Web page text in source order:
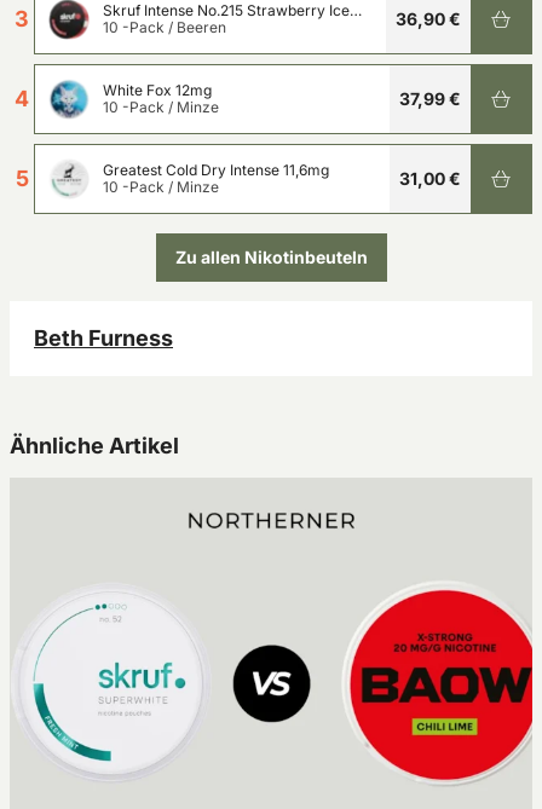
3
Skruf Intense No.215 Strawberry Ice
11,3mg
10 -Pack / Beeren 36,90 €
4
White Fox 12mg
10 -Pack / Minze 37,99 €
5
Greatest Cold Dry Intense 11,6mg
10 -Pack / Minze 31,00 €
Zu allen Nikotinbeuteln
Beth Furness
Ähnliche Artikel